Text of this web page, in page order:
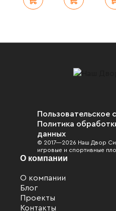
Пользовательское
Политика
данных
© 2017—2026 Наш Двор
игровые и спортивные
О компании
О компании
Блог
Проекты
Контакты